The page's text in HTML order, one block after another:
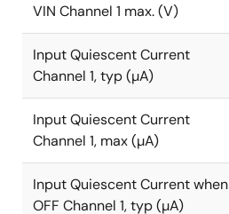
VIN Channel 1 max. (V)
Input Quiescent Current
Channel 1, typ (µA)
Input Quiescent Current
Channel 1, max (µA)
Input Quiescent Current when
OFF Channel 1, typ (µA)